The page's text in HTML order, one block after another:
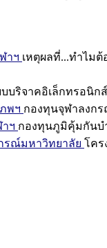
าฯ เหตุผลที่...ทำไมต้
บบริจาคอิเล็กทรอนิกส์
พฯ กองทุนจุฬาลงก
ฯ กองทุนภูมิคุ้มกันบ
รณ์มหาวิทยาลัย โคร